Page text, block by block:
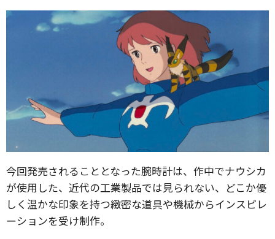
今回発売されることとなった腕時計は、作中でナウシカ
が使用した、近代の工業製品では見られない、どこか優
しく温かな印象を持つ緻密な道具や機械からインスピレ
ーションを受け制作。